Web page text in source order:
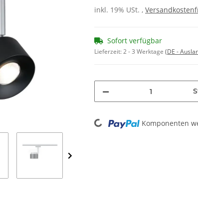
inkl. 19% USt. ,
Sofort verfügbar
Lieferzeit:2 - 3 Werktage (DE -
Loading... Komponenten